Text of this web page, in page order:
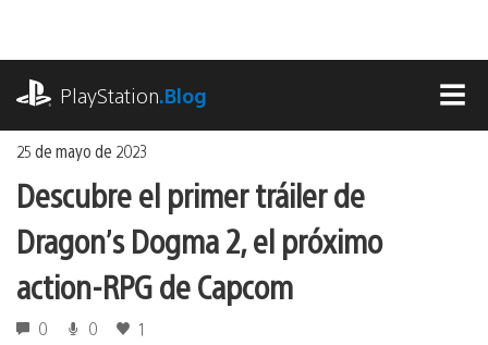
contenido
PlayStation.Blog
25 de mayo de 2023
Descubre el primer tráiler de
Dragon’s Dogma 2, el próximo
action-RPG de Capcom
0 0 1